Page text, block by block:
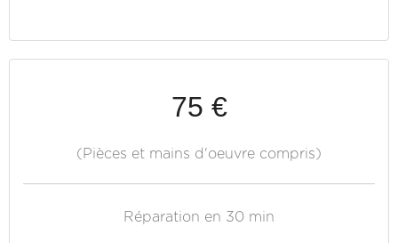
75 €
(Pièces et mains d'oeuvre compris)
Réparation en 30 min